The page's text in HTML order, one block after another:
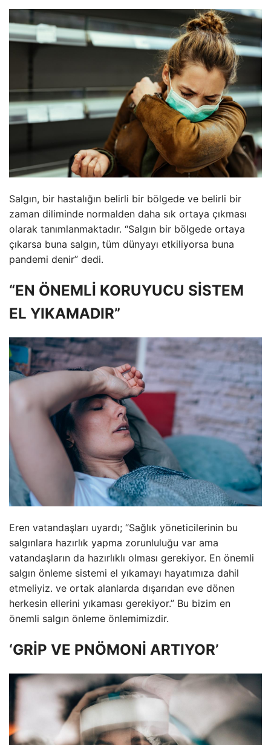
Salgın, bir hastalığın belirli bir bölgede ve belirli bir
zaman diliminde normalden daha sık ortaya çıkması
olarak tanımlanmaktadır. “Salgın bir bölgede ortaya
çıkarsa buna salgın, tüm dünyayı etkiliyorsa buna
pandemi denir” dedi.
“EN ÖNEMLİ KORUYUCU SİSTEM
EL YIKAMADIR”
Eren vatandaşları uyardı; “Sağlık yöneticilerinin bu
salgınlara hazırlık yapma zorunluluğu var ama
vatandaşların da hazırlıklı olması gerekiyor. En önemli
salgın önleme sistemi el yıkamayı hayatımıza dahil
etmeliyiz. ve ortak alanlarda dışarıdan eve dönen
herkesin ellerini yıkaması gerekiyor.” Bu bizim en
önemli salgın önleme önlemimizdir.
‘GRİP VE PNÖMONİ ARTIYOR’